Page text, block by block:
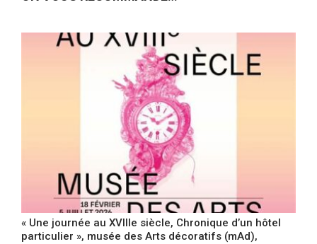
« Une journée au XVIIIe siècle, Chronique d’un hôtel
particulier », musée des Arts décoratifs (mAd),